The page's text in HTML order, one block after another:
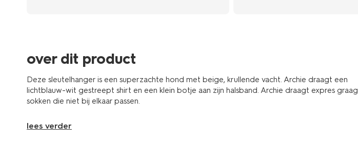
over dit product
Deze sleutelhanger is een superzachte hond met beige, krullende vacht. Archie draagt een
lichtblauw‑wit gestreept shirt en een klein botje aan zijn halsband. Archie draagt expres graag
sokken die niet bij elkaar passen.
lees verder